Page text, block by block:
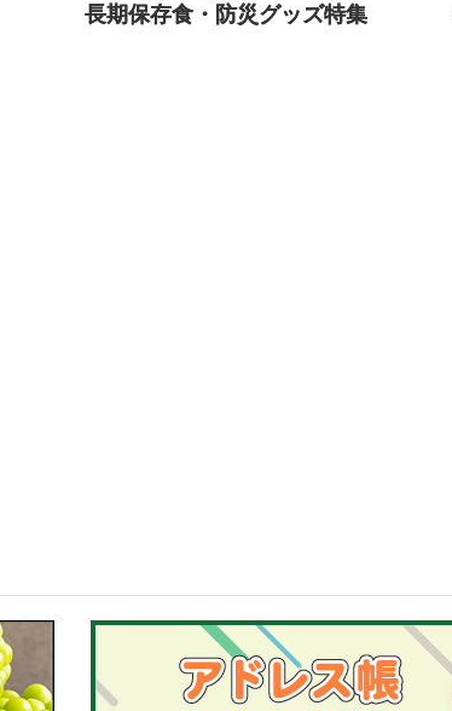
長期保存食・防災グッズ特集